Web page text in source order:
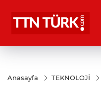
Anasayfa TEKNOLOJİ